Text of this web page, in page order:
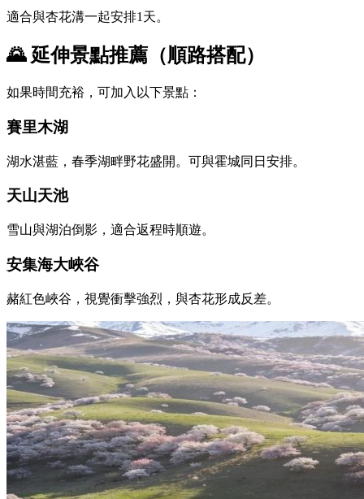
適合與杏花溝一起安排1天。
🌄 延伸景點推薦（順路搭配）
如果時間充裕，可加入以下景點：
賽里木湖
湖水湛藍，春季湖畔野花盛開。可與霍城同日安排。
天山天池
雪山與湖泊倒影，適合返程時順遊。
安集海大峽谷
赭紅色峽谷，視覺衝擊強烈，與杏花形成反差。